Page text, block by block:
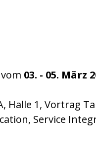
03. - 05. März
Halle 1, Vortrag
Service